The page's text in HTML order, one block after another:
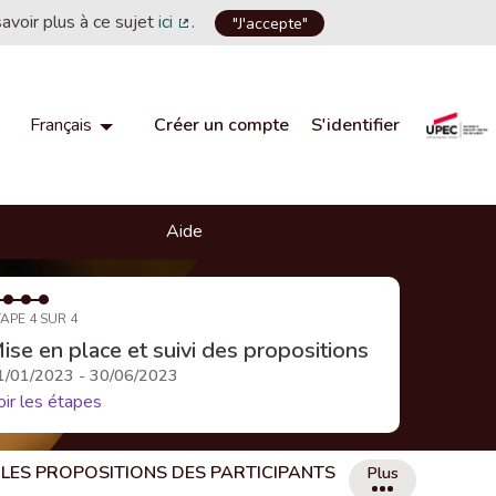
plus à ce sujetici
(Lien externe)
. "J'accepte"
Français Choisir la langueChoose language
Créer un compte S'identifier
Aide
4 SUR 4
en place et suivi des propositions
01/2023 - 30/06/2023
les étapes
LES PROPOSITIONS DES PARTICIPANTS Plus